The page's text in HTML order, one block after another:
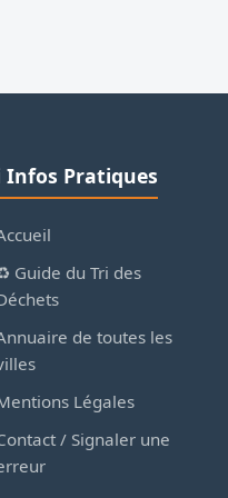
Infos Pratiques
Guide du Tri des
de toutes les
Légales
/ Signaler une